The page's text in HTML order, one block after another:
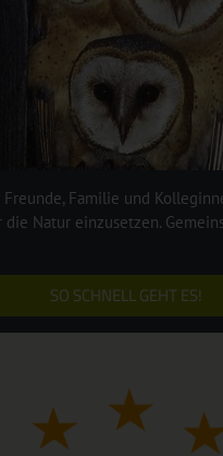
Familie und
die Natur einzusetzen.
SO SCHNELL GEHT ES!